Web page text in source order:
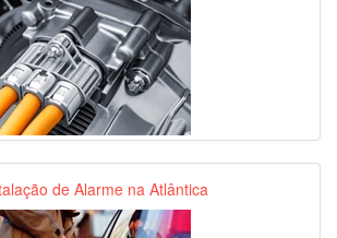
de Alarme na Atlântica